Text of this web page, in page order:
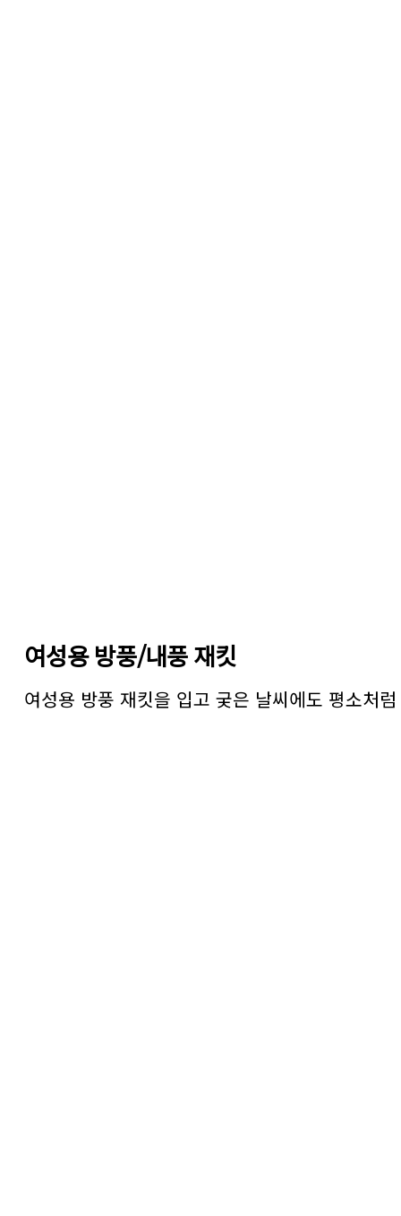
여성용 방풍/내풍 재킷
여성용 방풍 재킷을 입고 궂은 날씨에도 평소처